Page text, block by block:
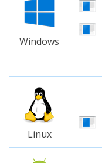
Windows
Linux